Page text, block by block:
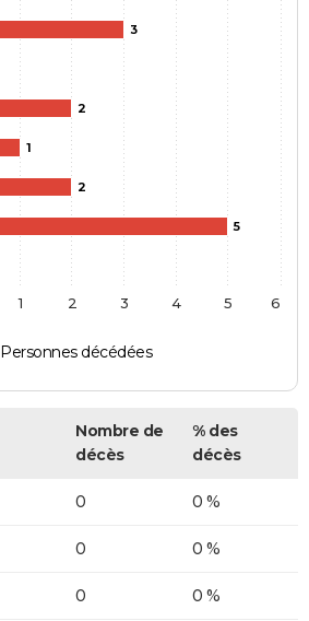
3
2
1
2
5
Personnes décédées
1 2 3 4 5 6
Nombre de
décès
% des
décès
0 0 %
0 0 %
0 0 %